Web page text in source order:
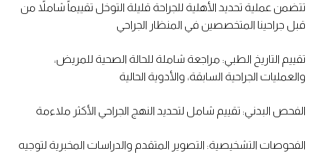
تتضمن عملية تحديد الأهلية للجراحة قليلة التوخل تقييماً شاملاً من
قبل جراحينا المتخصصين في المنظار الجراحي
تقييم التاريخ الطبي: مراجعة شاملة للحالة الصحية للمريض،
والعمليات الجراحية السابقة، والأدوية الحالية
الفحص البدني: تقييم شامل لتحديد النهج الجراحي الأكثر ملاءمة
الفحوصات التشخيصية: التصوير المتقدم والدراسات المخبرية لتوجيه